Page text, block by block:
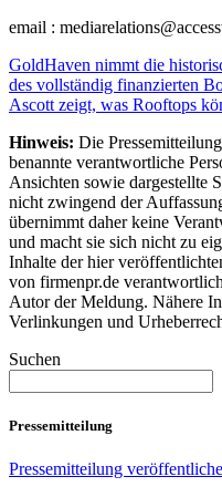
email :
Beitragsnavigation
GoldHaven nimmt die
des vollständig finanzierten
Ascott zeigt, was Rooftops
Hinweis: Die
benannte verantwortliche
Ansichten sowie dargestellte
nicht zwingend der
übernimmt daher keine
und macht sie sich nicht zu
Inhalte der hier
von firmenpr.de
Autor der Meldung. Nähere
Verlinkungen und
Suchen
Pressemitteilung
Pressemitteilung